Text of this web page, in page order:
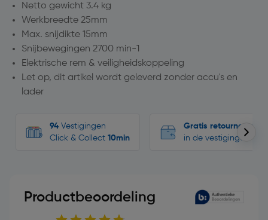
Netto gewicht 3.4 kg
Werkbreedte 25mm
Max. snijdikte 15mm
Snijbewegingen 2700 min-1
Elektrische rem & veiligheidskoppeling
Let op, dit artikel wordt geleverd zonder accu's en
lader
94 Vestigingen
Click & Collect 10min
Gratis retourneren
in de vestigingen
Productbeoordeling